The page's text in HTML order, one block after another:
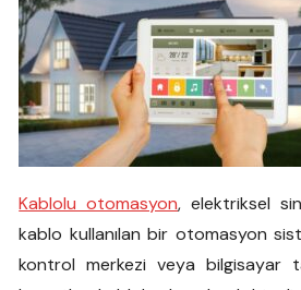
Kablolu otomasyon, elektriksel
kablo kullanılan bir otomasyon
kontrol merkezi veya bilgisayar